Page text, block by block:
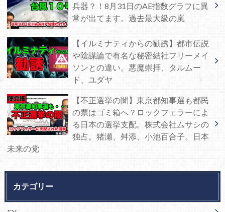
兵器？！8月31日のAE指数グラフに異
常が出てます。過去最大級の嵐
【イルミナティからの勧誘】都市伝説
や陰謀論で有名な秘密結社フリーメイ
ソンとの違い。悪魔崇拝、タルムー
ド、ユダヤ
【不正選挙の闇】東京都知事選も都民
の票はゴミ箱へ？ロックフェラーによ
る日本の選挙支配。株式会社ムサシの
独占。猪瀬、舛添、小池百合子。日本
未来の党
カテゴリー